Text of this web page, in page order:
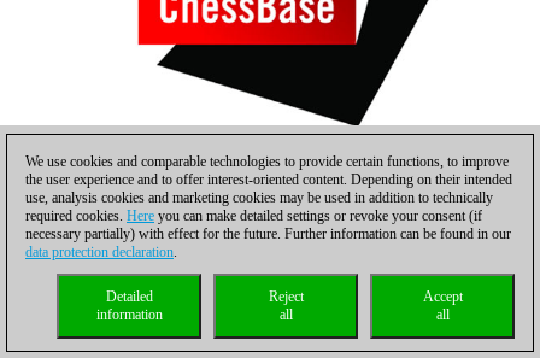
We use cookies and comparable technologies to provide certain functions, to improve
the user experience and to offer interest-oriented content. Depending on their intended
use, analysis cookies and marketing cookies may be used in addition to technically
required cookies. Here you can make detailed settings or revoke your consent (if
necessary partially) with effect for the future. Further information can be found in our
data protection declaration.
Accept
all
Reject
all
Detailed
information